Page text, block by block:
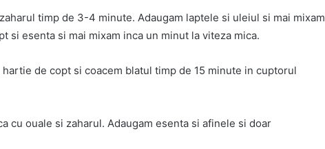
timp de 3-4 minute. Adaugam laptele si uleiul si mai mixam
si esenta si mai mixam inca un minut la viteza mica.
de copt si coacem blatul timp de 15 minute in cuptorul
cu ouale si zaharul. Adaugam esenta si afinele si doar